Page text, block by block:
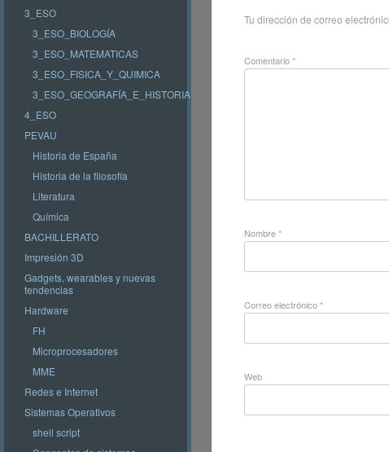
3_ESO
3_ESO_BIOLOGÍA
3_ESO_MATEMATICAS
3_ESO_FISICA_Y_QUIMICA
3_ESO_GEOGRAFÍA_E_HISTORIA
4_ESO
PEVAU
Historia de España
Historia de la filosofía
Literatura
Química
BACHILLERATO
Impresión 3D
Gadgets, wearables y nuevas
tendencias
Hardware
FH
Microprocesadores
MME
Redes e Internet
Sistemas Operativos
shell script
Tu dirección de correo
Comentario*
Nombre*
Correo electrónico*
Web